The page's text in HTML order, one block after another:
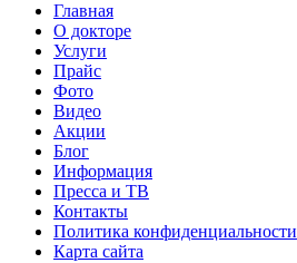
Главная
О докторе
Услуги
Прайс
Фото
Видео
Акции
Блог
Информация
Пресса и ТВ
Контакты
Политика конфиденциальности
Карта сайта